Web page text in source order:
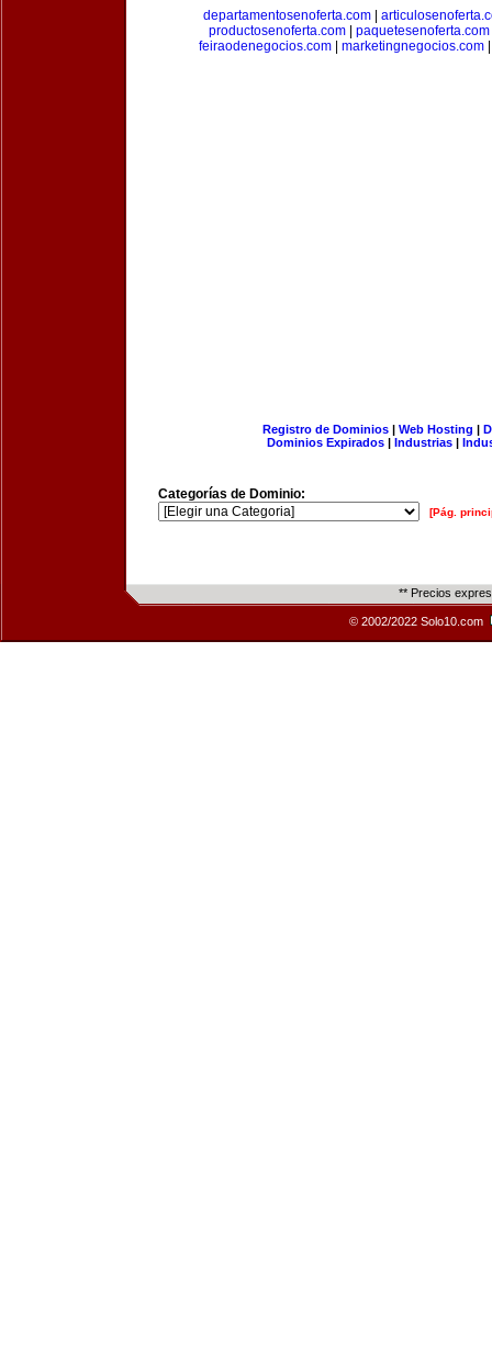
departamentosenoferta.com
productosenoferta.com| paquetesenoferta.com
feiraodenegocios.com
marketingnegocios.com
Registro de Dominios| Web Hosting |
Dominios Expirados | Industrias |
Categorías de Dominio:
[Pág.
** Precios
© 2002/2022 Solo10.com